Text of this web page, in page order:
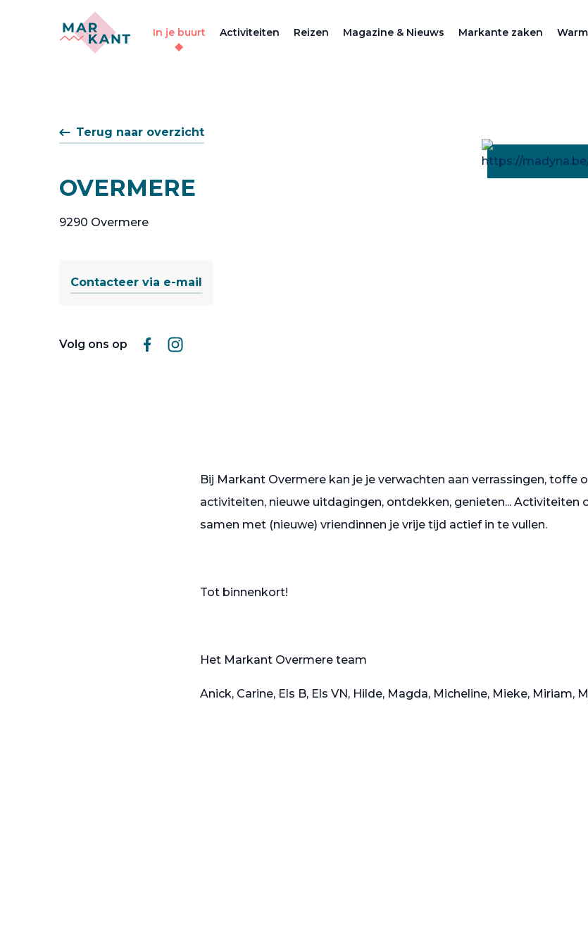
In je buurt Activiteiten Reizen Magazine & Nieuws Markante zaken
Terug naar overzicht
OVERMERE
9290 Overmere
Contacteer via e-mail
Volg ons op
Bij Markant Overmere kan je je verwachten aan verrassingen, toffe
activiteiten, nieuwe uitdagingen, ontdekken, genieten... Activiteiten
samen met (nieuwe) vriendinnen je vrije tijd actief in te vullen.
Tot binnenkort!
Het Markant Overmere team
Anick, Carine, Els B, Els VN, Hilde, Magda, Micheline, Mieke, Miriam,